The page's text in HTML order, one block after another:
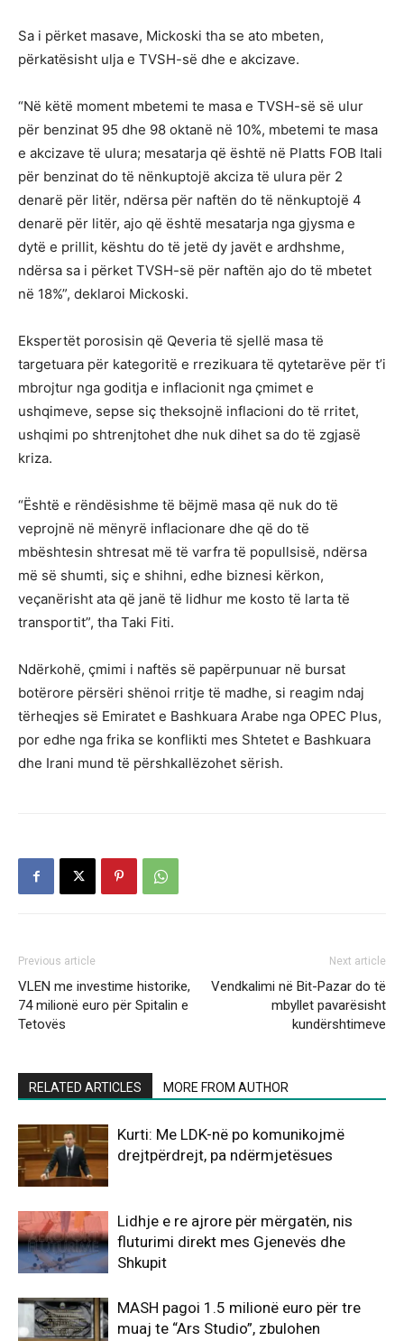
Sa i përket masave, Mickoski tha se ato mbeten,
përkatësisht ulja e TVSH-së dhe e akcizave.
“Në këtë moment mbetemi te masa e TVSH-së së ulur
për benzinat 95 dhe 98 oktanë në 10%, mbetemi te masa
e akcizave të ulura; mesatarja që është në Platts FOB Itali
për benzinat do të nënkuptojë akciza të ulura për 2
denarë për litër, ndërsa për naftën do të nënkuptojë 4
denarë për litër, ajo që është mesatarja nga gjysma e
dytë e prillit, kështu do të jetë dy javët e ardhshme,
ndërsa sa i përket TVSH-së për naftën ajo do të mbetet
në 18%”, deklaroi Mickoski.
Ekspertët porosisin që Qeveria të sjellë masa të
targetuara për kategoritë e rrezikuara të qytetarëve për t’i
mbrojtur nga goditja e inflacionit nga çmimet e
ushqimeve, sepse siç theksojnë inflacioni do të rritet,
ushqimi po shtrenjtohet dhe nuk dihet sa do të zgjasë
kriza.
“Është e rëndësishme të bëjmë masa që nuk do të
veprojnë në mënyrë inflacionare dhe që do të
mbështesin shtresat më të varfra të popullsisë, ndërsa
më së shumti, siç e shihni, edhe biznesi kërkon,
veçanërisht ata që janë të lidhur me kosto të larta të
transportit”, tha Taki Fiti.
Ndërkohë, çmimi i naftës së papërpunuar në bursat
botërore përsëri shënoi rritje të madhe, si reagim ndaj
tërheqjes së Emiratet e Bashkuara Arabe nga OPEC Plus,
por edhe nga frika se konflikti mes Shtetet e Bashkuara
dhe Irani mund të përshkallëzohet sërish.
Previous article
VLEN me investime historike,
74 milionë euro për Spitalin e
Tetovës
Next article
Vendkalimi në Bit-Pazar do të
mbyllet pavarësisht
kundërshtimeve
RELATED ARTICLES MORE FROM AUTHOR
Kurti: Me LDK-në po komunikojmë
drejtpërdrejt, pa ndërmjetësues
Lidhje e re ajrore për mërgatën, nis
fluturimi direkt mes Gjenevës dhe
Shkupit
MASH pagoi 1.5 milionë euro për tre
muaj te “Ars Studio”, zbulohen